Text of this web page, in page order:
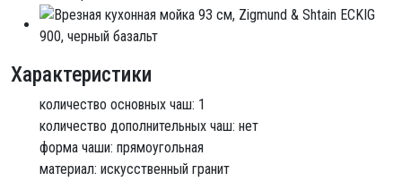
Характеристики
количество основных чаш: 1
количество дополнительных чаш: нет
форма чаши: прямоугольная
материал: искусственный гранит